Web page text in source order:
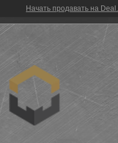
Начать продавать на